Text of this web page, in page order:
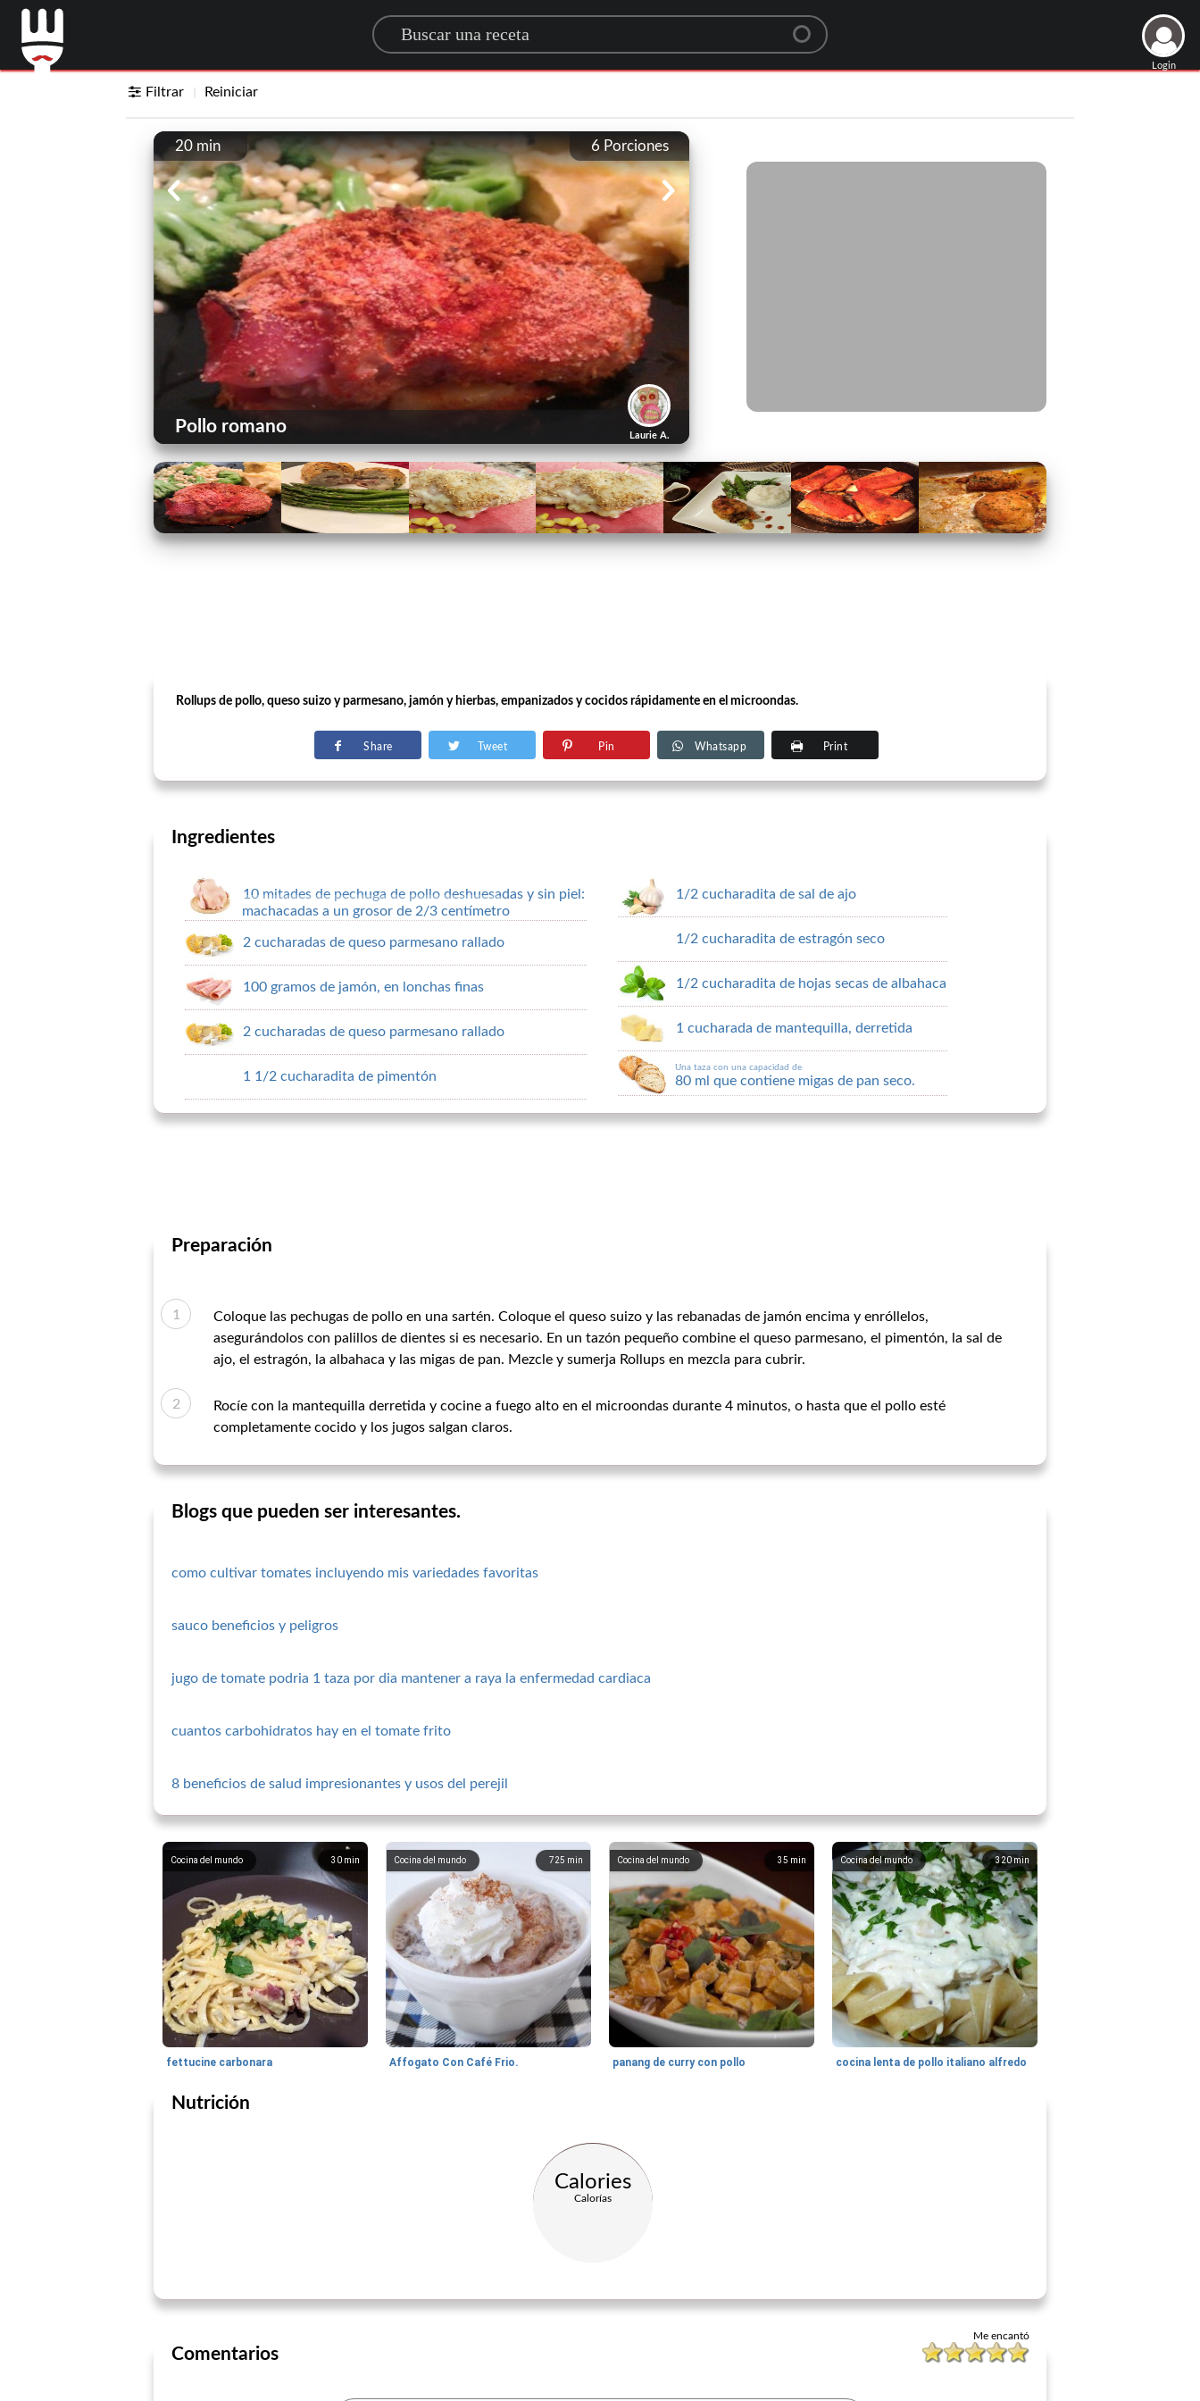
Search for a recipe
Login
Filtrar Reiniciar
6 Porciones
20 min
Laurie A.
Pollo romano
Rollups de pollo, queso suizo y parmesano, jamón y hierbas, empanizados y cocidos rápidamente en el microondas.
Share Tweet Pin Whatsapp Print
Ingredientes
10 mitades de pechuga de pollo deshuesadas y sin piel:
machacadas a un grosor de 2/3 centímetro
2 cucharadas de queso parmesano rallado
100 gramos de jamón, en lonchas finas
2 cucharadas de queso parmesano rallado
1 1/2 cucharadita de pimentón
1/2 cucharadita de sal de ajo
1/2 cucharadita de estragón seco
1/2 cucharadita de hojas secas de albahaca
1 cucharada de mantequilla, derretida
Una taza con una capacidad de
80 ml que contiene migas de pan seco.
Preparación
Coloque las pechugas de pollo en una sartén. Coloque el queso suizo y las rebanadas de jamón encima y enróllelos,
asegurándolos con palillos de dientes si es necesario. En un tazón pequeño combine el queso parmesano, el pimentón, la sal de
ajo, el estragón, la albahaca y las migas de pan. Mezcle y sumerja Rollups en mezcla para cubrir.
Rocíe con la mantequilla derretida y cocine a fuego alto en el microondas durante 4 minutos, o hasta que el pollo esté
completamente cocido y los jugos salgan claros.
Blogs que pueden ser interesantes.
como cultivar tomates incluyendo mis variedades favoritas
sauco beneficios y peligros
jugo de tomate podria 1 taza por dia mantener a raya la enfermedad cardiaca
cuantos carbohidratos hay en el tomate frito
8 beneficios de salud impresionantes y usos del perejil
30 min
Cocina del mundo
fettucine carbonara
725 min
Cocina del mundo
Affogato Con Café Frio.
35 min
Cocina del mundo
panang de curry con pollo
320 min
Cocina del mundo
cocina lenta de pollo italiano alfredo
Nutrición
Calories
Calorías
Me encantó
Comentarios